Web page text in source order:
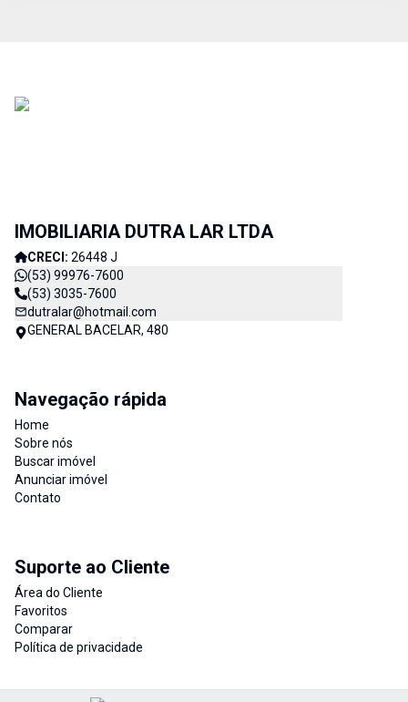
IMOBILIARIA DUTRA LAR LTDA
CRECI: 26448 J
(53) 99976-7600
(53) 3035-7600
dutralar@hotmail.com
GENERAL BACELAR, 480
Navegação rápida
Home
Sobre nós
Buscar imóvel
Anunciar imóvel
Contato
Suporte ao Cliente
Área do Cliente
Favoritos
Comparar
Política de privacidade